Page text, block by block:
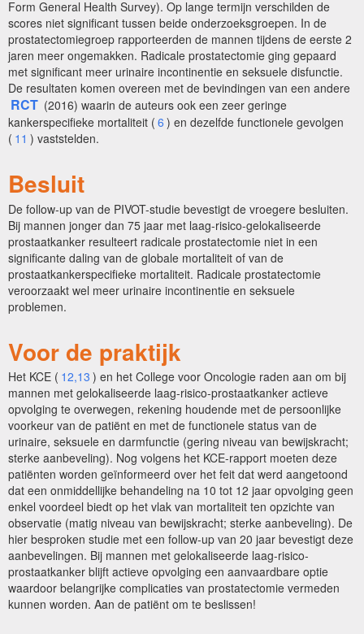
Form General Health Survey). Op lange termijn verschilden de
scores niet significant tussen beide onderzoeksgroepen. In de
prostatectomiegroep rapporteerden de mannen tijdens de eerste 2
jaren meer ongemakken. Radicale prostatectomie ging gepaard
met significant meer urinaire incontinentie en seksuele disfunctie.
De resultaten komen overeen met de bevindingen van een andere
RCT (2016) waarin de auteurs ook een zeer geringe
kankerspecifieke mortaliteit ( 6 ) en dezelfde functionele gevolgen
( 11 ) vaststelden.
Besluit
De follow-up van de PIVOT-studie bevestigt de vroegere besluiten.
Bij mannen jonger dan 75 jaar met laag-risico-gelokaliseerde
prostaatkanker resulteert radicale prostatectomie niet in een
significante daling van de globale mortaliteit of van de
prostaatkankerspecifieke mortaliteit. Radicale prostatectomie
veroorzaakt wel meer urinaire incontinentie en seksuele
problemen.
Voor de praktijk
Het KCE ( 12,13 ) en het College voor Oncologie raden aan om bij
mannen met gelokaliseerde laag-risico-prostaatkanker actieve
opvolging te overwegen, rekening houdende met de persoonlijke
voorkeur van de patiënt en met de functionele status van de
urinaire, seksuele en darmfunctie (gering niveau van bewijskracht;
sterke aanbeveling). Nog volgens het KCE-rapport moeten deze
patiënten worden geïnformeerd over het feit dat werd aangetoond
dat een onmiddellijke behandeling na 10 tot 12 jaar opvolging geen
enkel voordeel biedt op het vlak van mortaliteit ten opzichte van
observatie (matig niveau van bewijskracht; sterke aanbeveling). De
hier besproken studie met een follow-up van 20 jaar bevestigt deze
aanbevelingen. Bij mannen met gelokaliseerde laag-risico-
prostaatkanker blijft actieve opvolging een aanvaardbare optie
waardoor belangrijke complicaties van prostatectomie vermeden
kunnen worden. Aan de patiënt om te beslissen!